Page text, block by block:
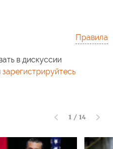
Правила
в дискуссии
зарегистрируйтесь
1 / 14